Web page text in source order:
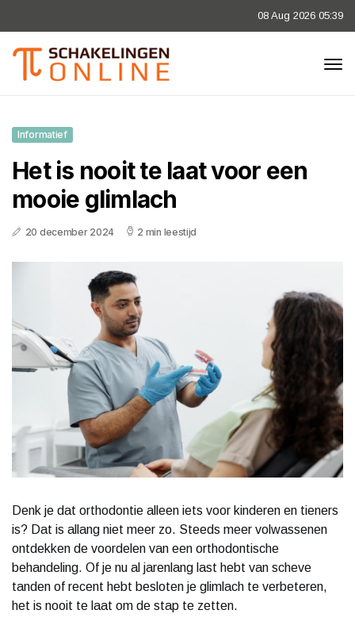
08 Aug 2026 05:39
Informatief
Het is nooit te laat voor een
mooie glimlach
20 december 2024 2 min leestijd
Denk je dat orthodontie alleen iets voor kinderen en tieners
is? Dat is allang niet meer zo. Steeds meer volwassenen
ontdekken de voordelen van een orthodontische
behandeling. Of je nu al jarenlang last hebt van scheve
tanden of recent hebt besloten je glimlach te verbeteren,
het is nooit te laat om de stap te zetten.